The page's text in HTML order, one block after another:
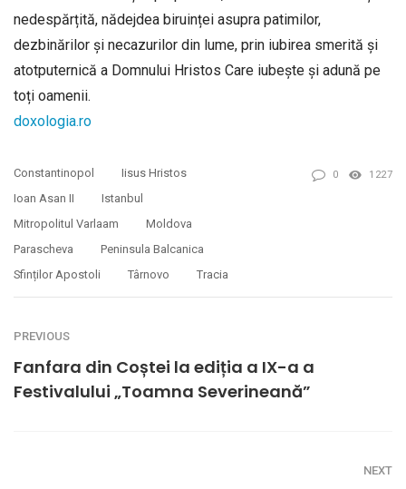
nedespărțită, nădejdea biruinței asupra patimilor,
dezbinărilor și necazurilor din lume, prin iubirea smerită și
atotputernică a Domnului Hristos Care iubește și adună pe
toți oamenii.
doxologia.ro
Constantinopol
Iisus Hristos
Ioan Asan II
Istanbul
Mitropolitul Varlaam
Moldova
Parascheva
Peninsula Balcanica
Sfinților Apostoli
Târnovo Tracia
0 1227
PREVIOUS
Fanfara din Coștei la ediția a IX-a a
Festivalului „Toamna Severineană”
NEXT